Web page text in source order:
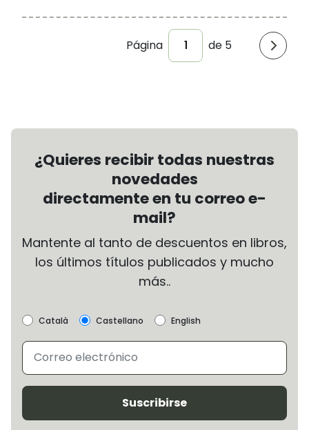
Página de 5
¿Quieres recibir todas nuestras
novedades
directamente en tu correo e-
mail?
Mantente al tanto de descuentos en libros,
los últimos títulos publicados y mucho
más..
Català Castellano English
Suscribirse